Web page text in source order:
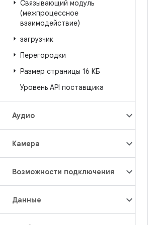
Связывающий модуль
(межпроцессное
взаимодействие)
загрузчик
Перегородки
Размер страницы 16 КБ
Уровень API поставщика
Аудио
Камера
Возможности подключения
Данные